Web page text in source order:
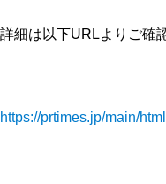
詳細は以下URLよりご確
https://prtimes.jp/main/